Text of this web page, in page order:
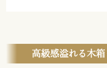
高級感溢れる木